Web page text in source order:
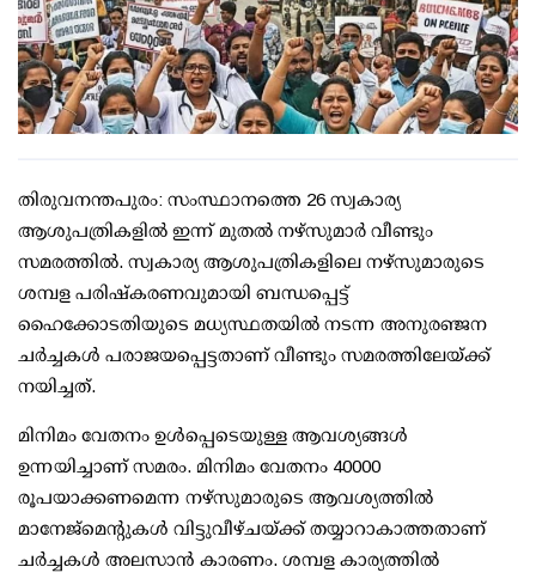
തിരുവനന്തപുരം: സംസ്ഥാനത്തെ 26 സ്വകാര്യ
ആശുപത്രികളില്‍ ഇന്ന് മുതല്‍ നഴ്സുമാര്‍ വീണ്ടും
സമരത്തില്‍. സ്വകാര്യ ആശുപത്രികളിലെ നഴ്സുമാരുടെ
ശമ്പള പരിഷ്‌കരണവുമായി ബന്ധപ്പെട്ട്
ഹൈക്കോടതിയുടെ മധ്യസ്ഥതയില്‍ നടന്ന അനുരഞ്ജന
ചര്‍ച്ചകള്‍ പരാജയപ്പെട്ടതാണ് വീണ്ടും സമരത്തിലേയ്ക്ക്
നയിച്ചത്.
മിനിമം വേതനം ഉള്‍പ്പെടെയുള്ള ആവശ്യങ്ങള്‍
ഉന്നയിച്ചാണ് സമരം. മിനിമം വേതനം 40000
രൂപയാക്കണമെന്ന നഴ്സുമാരുടെ ആവശ്യത്തില്‍
മാനേജ്മെന്റുകള്‍ വിട്ടുവീഴ്ചയ്ക്ക് തയ്യാറാകാത്തതാണ്
ചര്‍ച്ചകള്‍ അലസാന്‍ കാരണം. ശമ്പള കാര്യത്തില്‍